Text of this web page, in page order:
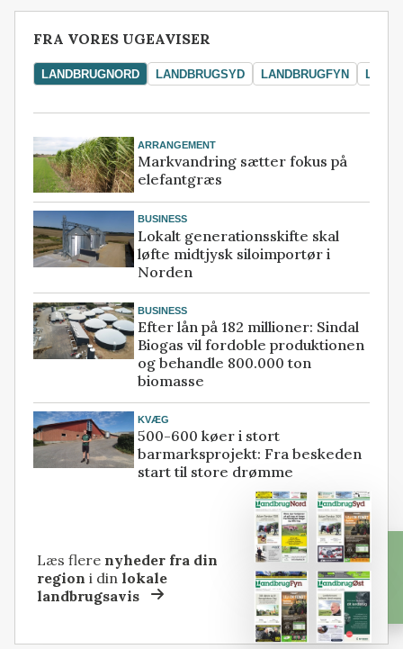
FRA VORES UGEAVISER
LANDBRUGNORD LANDBRUGSYD LANDBRUGFYN
ARRANGEMENT
Markvandring sætter fokus på
elefantgræs
BUSINESS
Lokalt generationsskifte skal
løfte midtjysk siloimportør i
Norden
BUSINESS
Efter lån på 182 millioner: Sindal
Biogas vil fordoble produktionen
og behandle 800.000 ton
biomasse
KVÆG
500-600 køer i stort
barmarksprojekt: Fra beskeden
start til store drømme
Læs flere nyheder fra din
region i dinlokale
landbrugsavis